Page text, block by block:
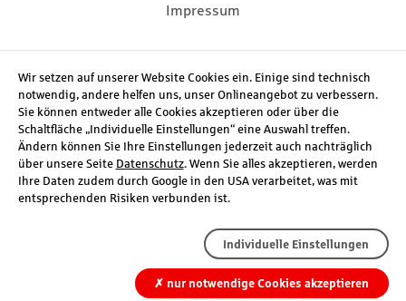
Impressum
Wir setzen auf unserer Website Cookies ein. Einige sind technisch
notwendig, andere helfen uns, unser Onlineangebot zu verbessern.
Sie können entweder alle Cookies akzeptieren oder über die
Schaltfläche „Individuelle Einstellungen“ eine Auswahl treffen.
Ändern können Sie Ihre Einstellungen jederzeit auch nachträglich
über unsere Seite Datenschutz. Wenn Sie alles akzeptieren, werden
Ihre Daten zudem durch Google in den USA verarbeitet, was mit
entsprechenden Risiken verbunden ist.
Individuelle Einstellungen
✗ nur notwendige Cookies akzeptieren